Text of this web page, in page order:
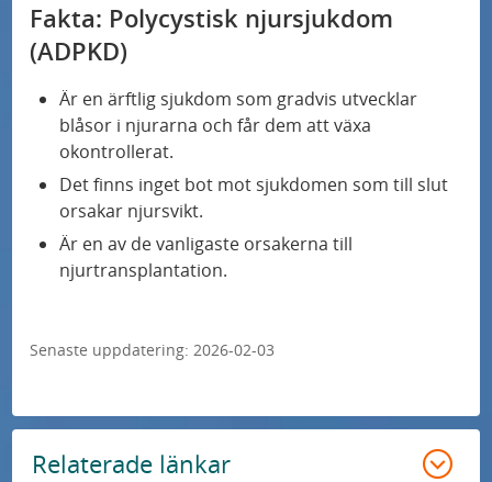
Trots bättre strokevård drabbas tre av tio av
Studie av ny stamcellsbaserad behandling av
Parkinsons sjukdom får godkännande från
Läkemedelsverket
“Vi har kunnat göra skillnad för de allra
minsta barnen”
rörelser under behandling
Njurpatienter får bättre livskvalitet med
bloddialys i hemmet
Fakta: Polycystisk njursjukdom
(ADPKD)
Är en ärftlig sjukdom som gradvis utvecklar
blåsor i njurarna och får dem att växa
okontrollerat.
Det finns inget bot mot sjukdomen som till slut
orsakar njursvikt.
Är en av de vanligaste orsakerna till
njurtransplantation.
Senaste uppdatering: 2026-02-03
Relaterade länkar